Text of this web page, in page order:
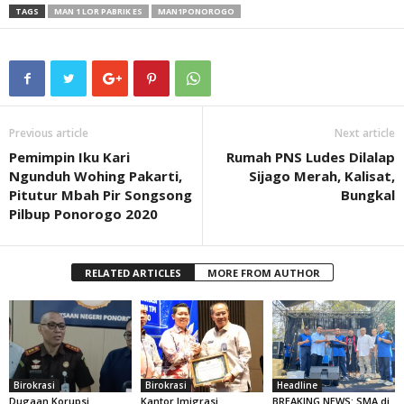
TAGS MAN 1 LOR PABRIK ES MAN1PONOROGO
Previous article
Pemimpin Iku Kari
Ngunduh Wohing Pakarti,
Pitutur Mbah Pir Songsong
Pilbup Ponorogo 2020
Next article
Rumah PNS Ludes Dilalap
Sijago Merah, Kalisat,
Bungkal
RELATED ARTICLES MORE FROM AUTHOR
Birokrasi
Dugaan Korupsi
Birokrasi
Kantor Imigrasi
Headline
BREAKING NEWS: SMA di